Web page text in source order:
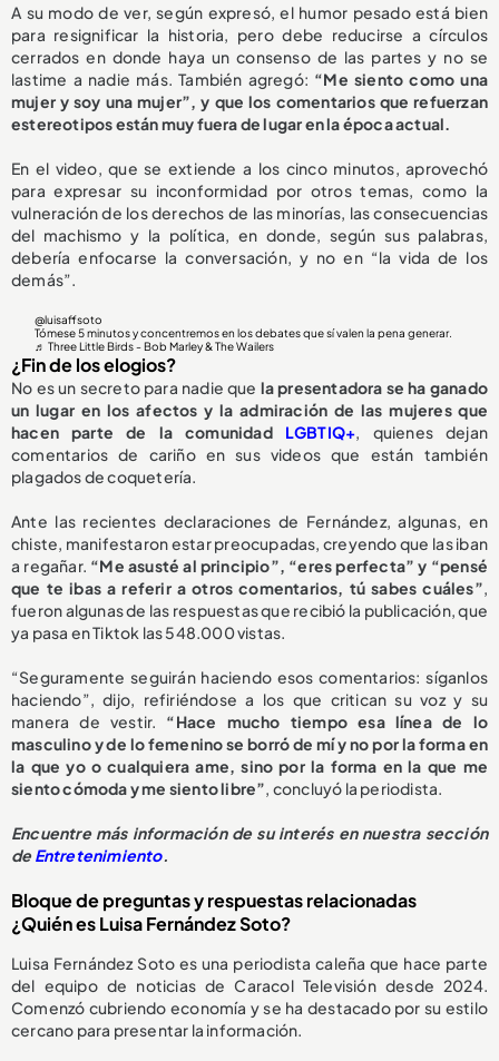
A su modo de ver, según expresó, el humor pesado está bien
para resignificar la historia, pero debe reducirse a círculos
cerrados en donde haya un consenso de las partes y no se
lastime a nadie más. También agregó: “Me siento como una
mujer y soy una mujer”, y que los comentarios que refuerzan
estereotipos están muy fuera de lugar en la época actual.
En el video, que se extiende a los cinco minutos, aprovechó
para expresar su inconformidad por otros temas, como la
vulneración de los derechos de las minorías, las consecuencias
del machismo y la política, en donde, según sus palabras,
debería enfocarse la conversación, y no en “la vida de los
demás”.
@luisaffsoto
Tómese 5 minutos y concentremos en los debates que sí valen la pena generar.
♬ Three Little Birds - Bob Marley & The Wailers
¿Fin de los elogios?
No es un secreto para nadie que la presentadora se ha ganado
un lugar en los afectos y la admiración de las mujeres que
hacen parte de la comunidad LGBTIQ+, quienes dejan
comentarios de cariño en sus videos que están también
plagados de coquetería.
Ante las recientes declaraciones de Fernández, algunas, en
chiste, manifestaron estar preocupadas, creyendo que las iban
a regañar. “Me asusté al principio”, “eres perfecta” y “pensé
que te ibas a referir a otros comentarios, tú sabes cuáles”,
fueron algunas de las respuestas que recibió la publicación, que
ya pasa en Tiktok las 548.000 vistas.
“Seguramente seguirán haciendo esos comentarios: síganlos
haciendo”, dijo, refiriéndose a los que critican su voz y su
manera de vestir. “Hace mucho tiempo esa línea de lo
masculino y de lo femenino se borró de mí y no por la forma en
la que yo o cualquiera ame, sino por la forma en la que me
siento cómoda y me siento libre”, concluyó la periodista.
Encuentre más información de su interés en nuestra sección
deEntretenimiento.
Bloque de preguntas y respuestas relacionadas
¿Quién es Luisa Fernández Soto?
Luisa Fernández Soto es una periodista caleña que hace parte
del equipo de noticias de Caracol Televisión desde 2024.
Comenzó cubriendo economía y se ha destacado por su estilo
cercano para presentar la información.